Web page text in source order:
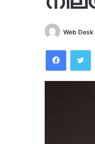
Web Desk